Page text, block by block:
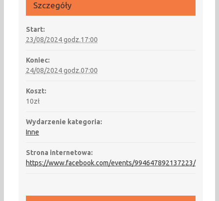
Szczegóły
Start:
23/08/2024 godz.17:00
Koniec:
24/08/2024 godz.07:00
Koszt:
10zł
Wydarzenie kategoria:
Inne
Strona internetowa:
https://www.facebook.com/events/994647892137223/